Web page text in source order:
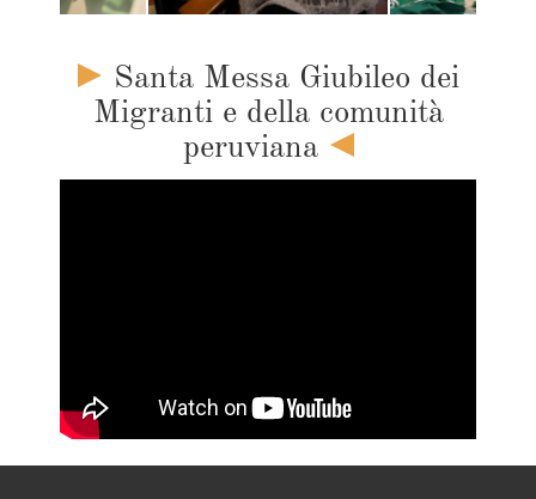
Santa Messa Giubileo dei
Migranti e della comunità
peruviana